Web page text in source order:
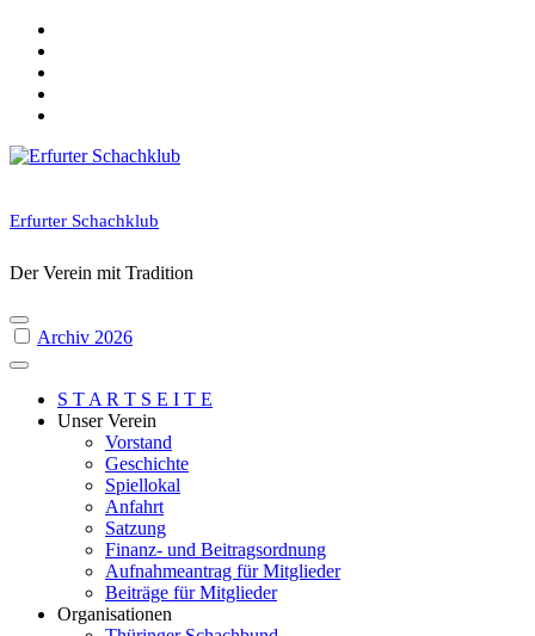
Skip
content
Erfurter Schachklub
Der Verein mit Tradition
Archiv 2026
S T A R T S E I T E
Unser Verein
Vorstand
Geschichte
Spiellokal
Anfahrt
Satzung
Finanz- und Beitragsordnung
Aufnahmeantrag für Mitglieder
Beiträge für Mitglieder
Organisationen